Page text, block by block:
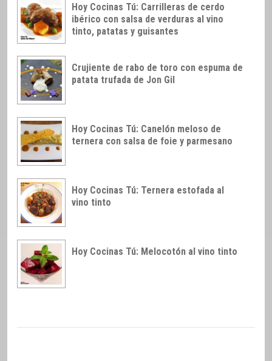
Hoy Cocinas Tú: Carrilleras de cerdo
ibérico con salsa de verduras al vino
tinto, patatas y guisantes
Crujiente de rabo de toro con espuma de
patata trufada de Jon Gil
Hoy Cocinas Tú: Canelón meloso de
ternera con salsa de foie y parmesano
Hoy Cocinas Tú: Ternera estofada al
vino tinto
Hoy Cocinas Tú: Melocotón al vino tinto